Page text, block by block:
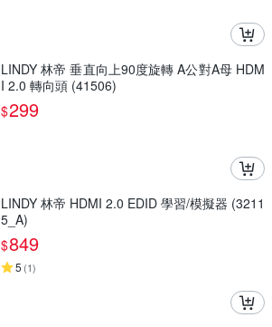
LINDY 林帝 垂直向上90度旋轉 A公對A母 HDM
I 2.0 轉向頭 (41506)
$299
LINDY 林帝 HDMI 2.0 EDID 學習/模擬器 (3211
5_A)
$849
5 (1)